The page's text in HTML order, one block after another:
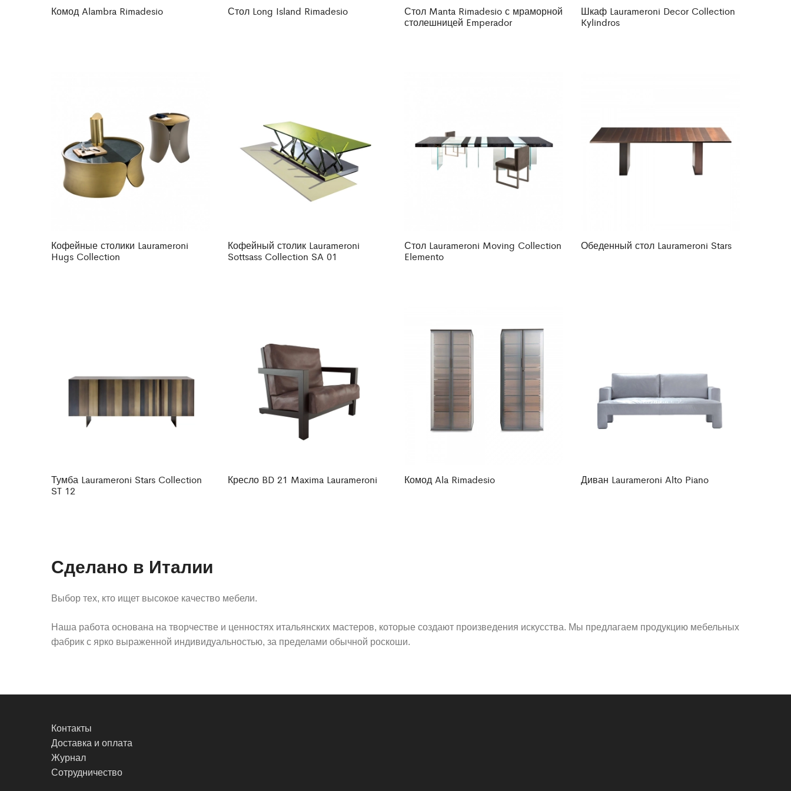
Комод Alambra Rimadesio Стол Long Island Rimadesio
Стол Manta Rimadesio с мраморной
столешницей Emperador
Шкаф Laurameroni Decor Collection
Kylindros
Кофейные столики Laurameroni
Hugs Collection
Кофейный столик Laurameroni
Sottsass Collection SA 01
Стол Laurameroni Moving Collection
Elemento
Обеденный стол Laurameroni Stars
Тумба Laurameroni Stars Collection
ST 12
Кресло BD 21 Maxima Laurameroni Комод Ala Rimadesio Диван Laurameroni Alto Piano
Сделано в Италии
Выбор тех, кто ищет высокое качество мебели.
Наша работа основана на творчестве и ценностях итальянских мастеров, которые создают произведения искусства. Мы предлагаем продукцию мебельных
фабрик с ярко выраженной индивидуальностью, за пределами обычной роскоши.
Контакты
Доставка и оплата
Журнал
Сотрудничество